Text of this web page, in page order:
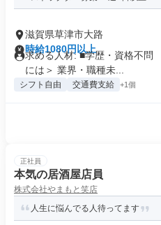
滋賀県草津市大路
時給1080円以上
求める人材: ■学歴・資格不
には＞ 業界・職種未...
シフト自由 交通費支給 +1個
正社員
本気の居酒屋店員
株式会社やまもと笑店
人生に悩んでる人待ってます